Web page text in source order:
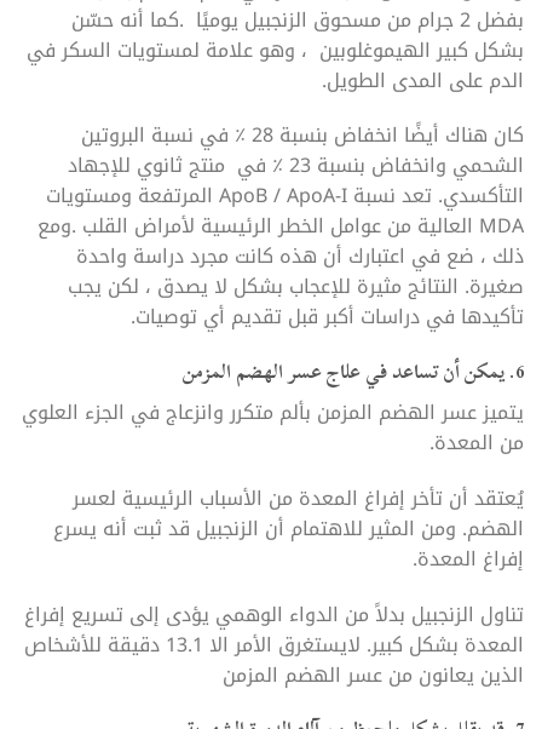
بفضل 2 جرام من مسحوق الزنجبيل يوميًا .كما أنه حسّن
بشكل كبير الهيموغلوبين ، وهو علامة لمستويات السكر في
الدم على المدى الطويل.
كان هناك أيضًا انخفاض بنسبة 28 ٪ في نسبة البروتين
الشحمي وانخفاض بنسبة 23 ٪ في منتج ثانوي للإجهاد
التأكسدي. تعد نسبة ApoB / ApoA-I المرتفعة ومستويات
MDA العالية من عوامل الخطر الرئيسية لأمراض القلب .ومع
ذلك ، ضع في اعتبارك أن هذه كانت مجرد دراسة واحدة
صغيرة. النتائج مثيرة للإعجاب بشكل لا يصدق ، لكن يجب
تأكيدها في دراسات أكبر قبل تقديم أي توصيات.
6. يمكن أن تساعد في علاج عسر الهضم المزمن
يتميز عسر الهضم المزمن بألم متكرر وانزعاج في الجزء العلوي
من المعدة.
يُعتقد أن تأخر إفراغ المعدة من الأسباب الرئيسية لعسر
الهضم. ومن المثير للاهتمام أن الزنجبيل قد ثبت أنه يسرع
إفراغ المعدة.
تناول الزنجبيل بدلاً من الدواء الوهمي يؤدى إلى تسريع إفراغ
المعدة بشكل كبير. لايستغرق الأمر الا 13.1 دقيقة للأشخاص
الذين يعانون من عسر الهضم المزمن